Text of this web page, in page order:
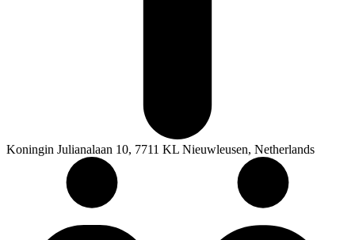
Koningin Julianalaan 10, 7711 KL Nieuwleusen, Netherlands